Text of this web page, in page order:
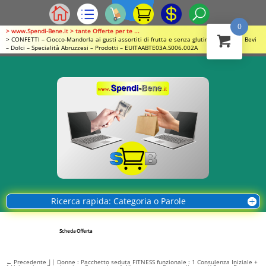
> www.Spendi-Bene.it > tante Offerte per te ...
> CONFETTI – Ciocco-Mandorla ai gusti assortiti di frutta e senza glutine // Mangi e Bevi
– Dolci – Specialità Abruzzesi – Prodotti – EUITAABTE03A.S006.002A
Ricerca rapida: Categoria o Parole
Scheda Offerta
← Precedente || Donne : Pacchetto seduta FITNESS funzionale : 1 Consulenza Iniziale +
0